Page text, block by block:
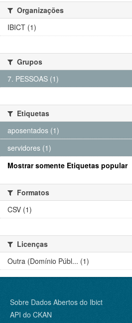
Organizações
IBICT (1)
Grupos
7. PESSOAS (1)
Etiquetas
aposentados (1)
servidores (1)
Mostrar somente Etiquetas popular
Formatos
CSV (1)
Licenças
Outra (Domínio Públ... (1)
Sobre Dados Abertos do Ibict
API do CKAN